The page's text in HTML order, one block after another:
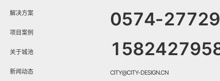
解决方案
项目案例
关于城池
新闻动态
0574-
CITY@CITY-DESIGN.CN